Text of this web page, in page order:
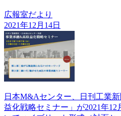
広報室だより
2021年12月14日
日本M&Aセンター、日刊工業
益化戦略セミナー」が2021年